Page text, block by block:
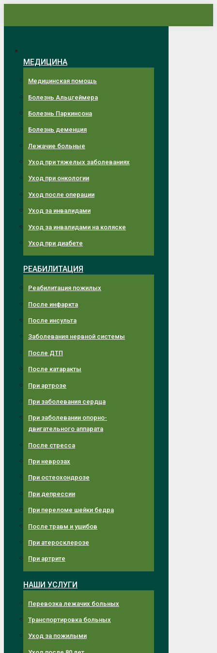
МЕДИЦИНА
Медицинская помощь
Болезнь Альцгеймера
Болезнь Паркинсона
Болезнь деменция
Лежачие больные
Уход при тяжелых заболеваниях
Уход при онкологии
Уход после операции
Уход за инвалидами
Уход за инвалидами на коляске
Уход при диабете
РЕАБИЛИТАЦИЯ
Реабилитация пожилых
После инфаркта
После инсульта
Заболевания нервной системы
После ДТП
После катаракты
При артрозе
При заболевания сердца
При заболевании опорно-
двигательного аппарата
После стресса
При неврозах
При остеохондрозе
При депрессии
При переломе шейки бедра
После травм и ушибов
При атеросклерозе
При артрите
НАШИ УСЛУГИ
Перевозка лежачих больных
Транспортировка больных
Уход за пожилыми